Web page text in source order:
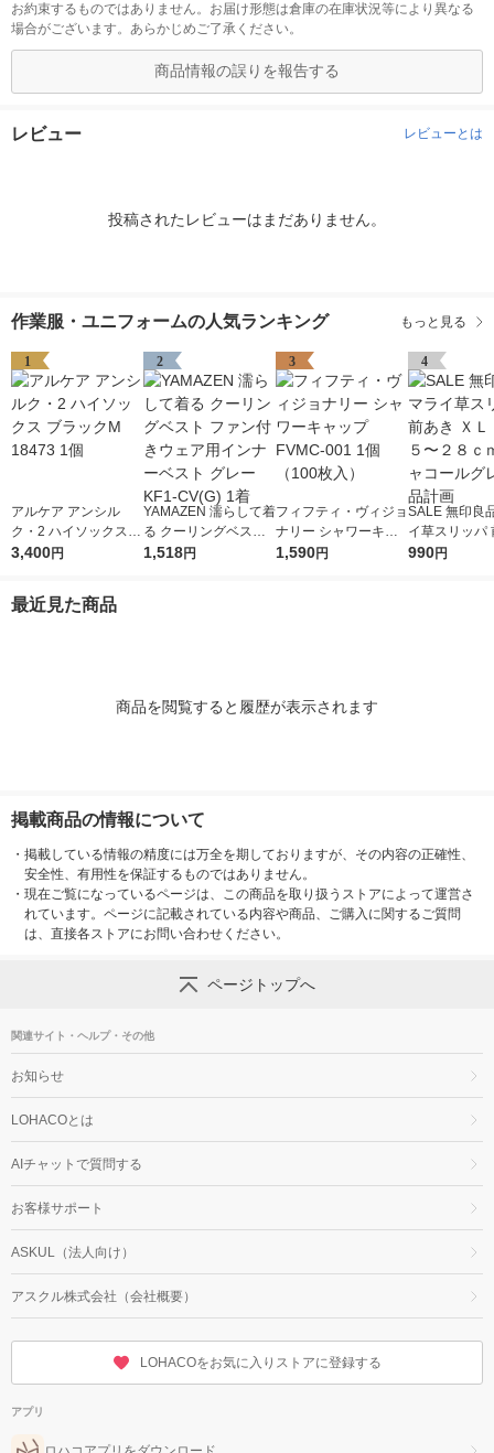
お約束するものではありません。お届け形態は倉庫の在庫状況等により異なる
場合がございます。あらかじめご了承ください。
商品情報の誤りを報告する
レビュー レビューとは
投稿されたレビューはまだありません。
作業服・ユニフォームの人気ランキング もっと見る
1
アルケア アンシル
ク・2 ハイソックス
ブラックM 18473 1個
3,400円
2
YAMAZEN 濡らして着
る クーリングベスト
ファン付きウェア用イ
1,518円
3
フィフティ・ヴィジョ
ナリー シャワーキャ
ップ FVMC-001 1個
1,590円
4
SALE 無印良
イ草スリッパ
ＸＬ ２６．５
990円
最近見た商品
商品を閲覧すると履歴が表示されます
掲載商品の情報について
・ 掲載している情報の精度には万全を期しておりますが、その内容の正確性、
安全性、有用性を保証するものではありません。
・ 現在ご覧になっているページは、この商品を取り扱うストアによって運営さ
れています。ページに記載されている内容や商品、ご購入に関するご質問
は、直接各ストアにお問い合わせください。
ページトップへ
関連サイト・ヘルプ・その他
お知らせ
LOHACOとは
AIチャットで質問する
お客様サポート
ASKUL（法人向け）
アスクル株式会社（会社概要）
LOHACOをお気に入りストアに登録する
アプリ